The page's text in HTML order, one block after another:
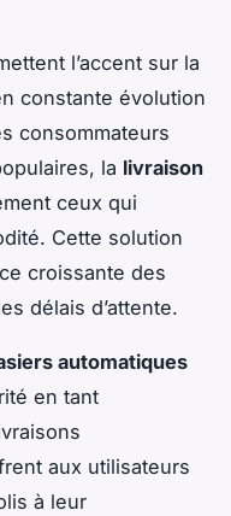
l’accent sur la
constante évolution
consommateurs
la livraison
ceux qui
Cette solution
croissante des
délais d’attente.
automatiques
en tant
aux utilisateurs
à leur